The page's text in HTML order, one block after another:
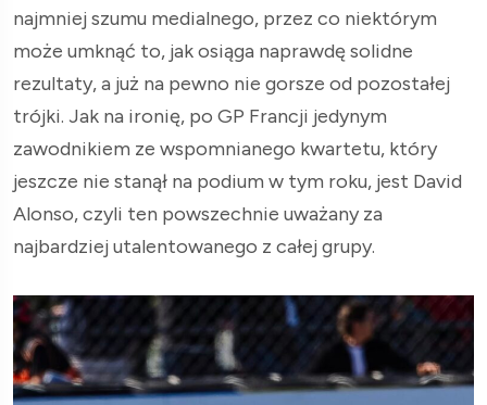
najmniej szumu medialnego, przez co niektórym
może umknąć to, jak osiąga naprawdę solidne
rezultaty, a już na pewno nie gorsze od pozostałej
trójki. Jak na ironię, po GP Francji jedynym
zawodnikiem ze wspomnianego kwartetu, który
jeszcze nie stanął na podium w tym roku, jest David
Alonso, czyli ten powszechnie uważany za
najbardziej utalentowanego z całej grupy.